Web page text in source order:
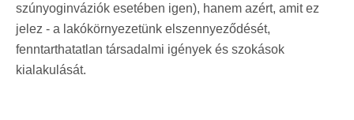
szúnyoginváziók esetében igen), hanem azért, amit ez
jelez - a lakókörnyezetünk elszennyeződését,
fenntarthatatlan társadalmi igények és szokások
kialakulását.